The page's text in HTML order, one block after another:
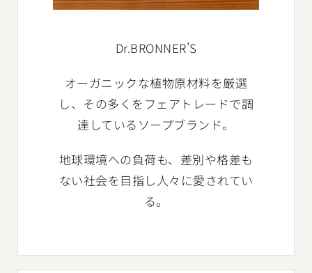
Dr.BRONNER’S
オーガニックな植物原材料を厳選
し、その多くをフェアトレードで調
達しているソープブランド。
地球環境への負荷も、差別や格差も
ない社会を目指し人々に愛されてい
る。